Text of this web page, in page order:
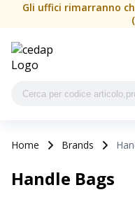
Gli uffici rimarranno
Home Brands
Handle Bags